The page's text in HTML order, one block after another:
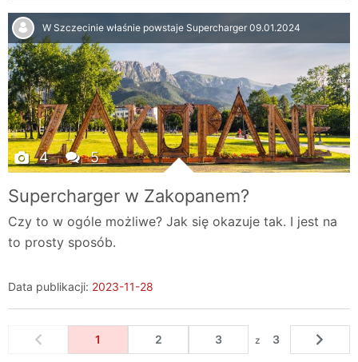
W Szczecinie właśnie powstaje Supercharger 09.01.2024
4 5
Supercharger w Zakopanem?
Czy to w ogóle możliwe? Jak się okazuje tak. I jest na
to prosty sposób.
Data publikacji: 2023-11-28
1 2 3 z 3